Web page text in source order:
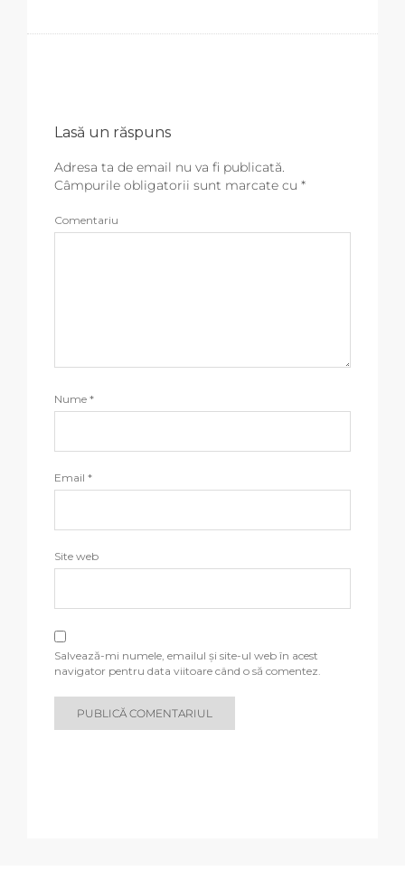
Lasă un răspuns
Adresa ta de email nu va fi publicată.
Câmpurile obligatorii sunt marcate cu *
Comentariu
Nume *
Email *
Site web
Salvează-mi numele, emailul și site-ul web în acest
navigator pentru data viitoare când o să comentez.